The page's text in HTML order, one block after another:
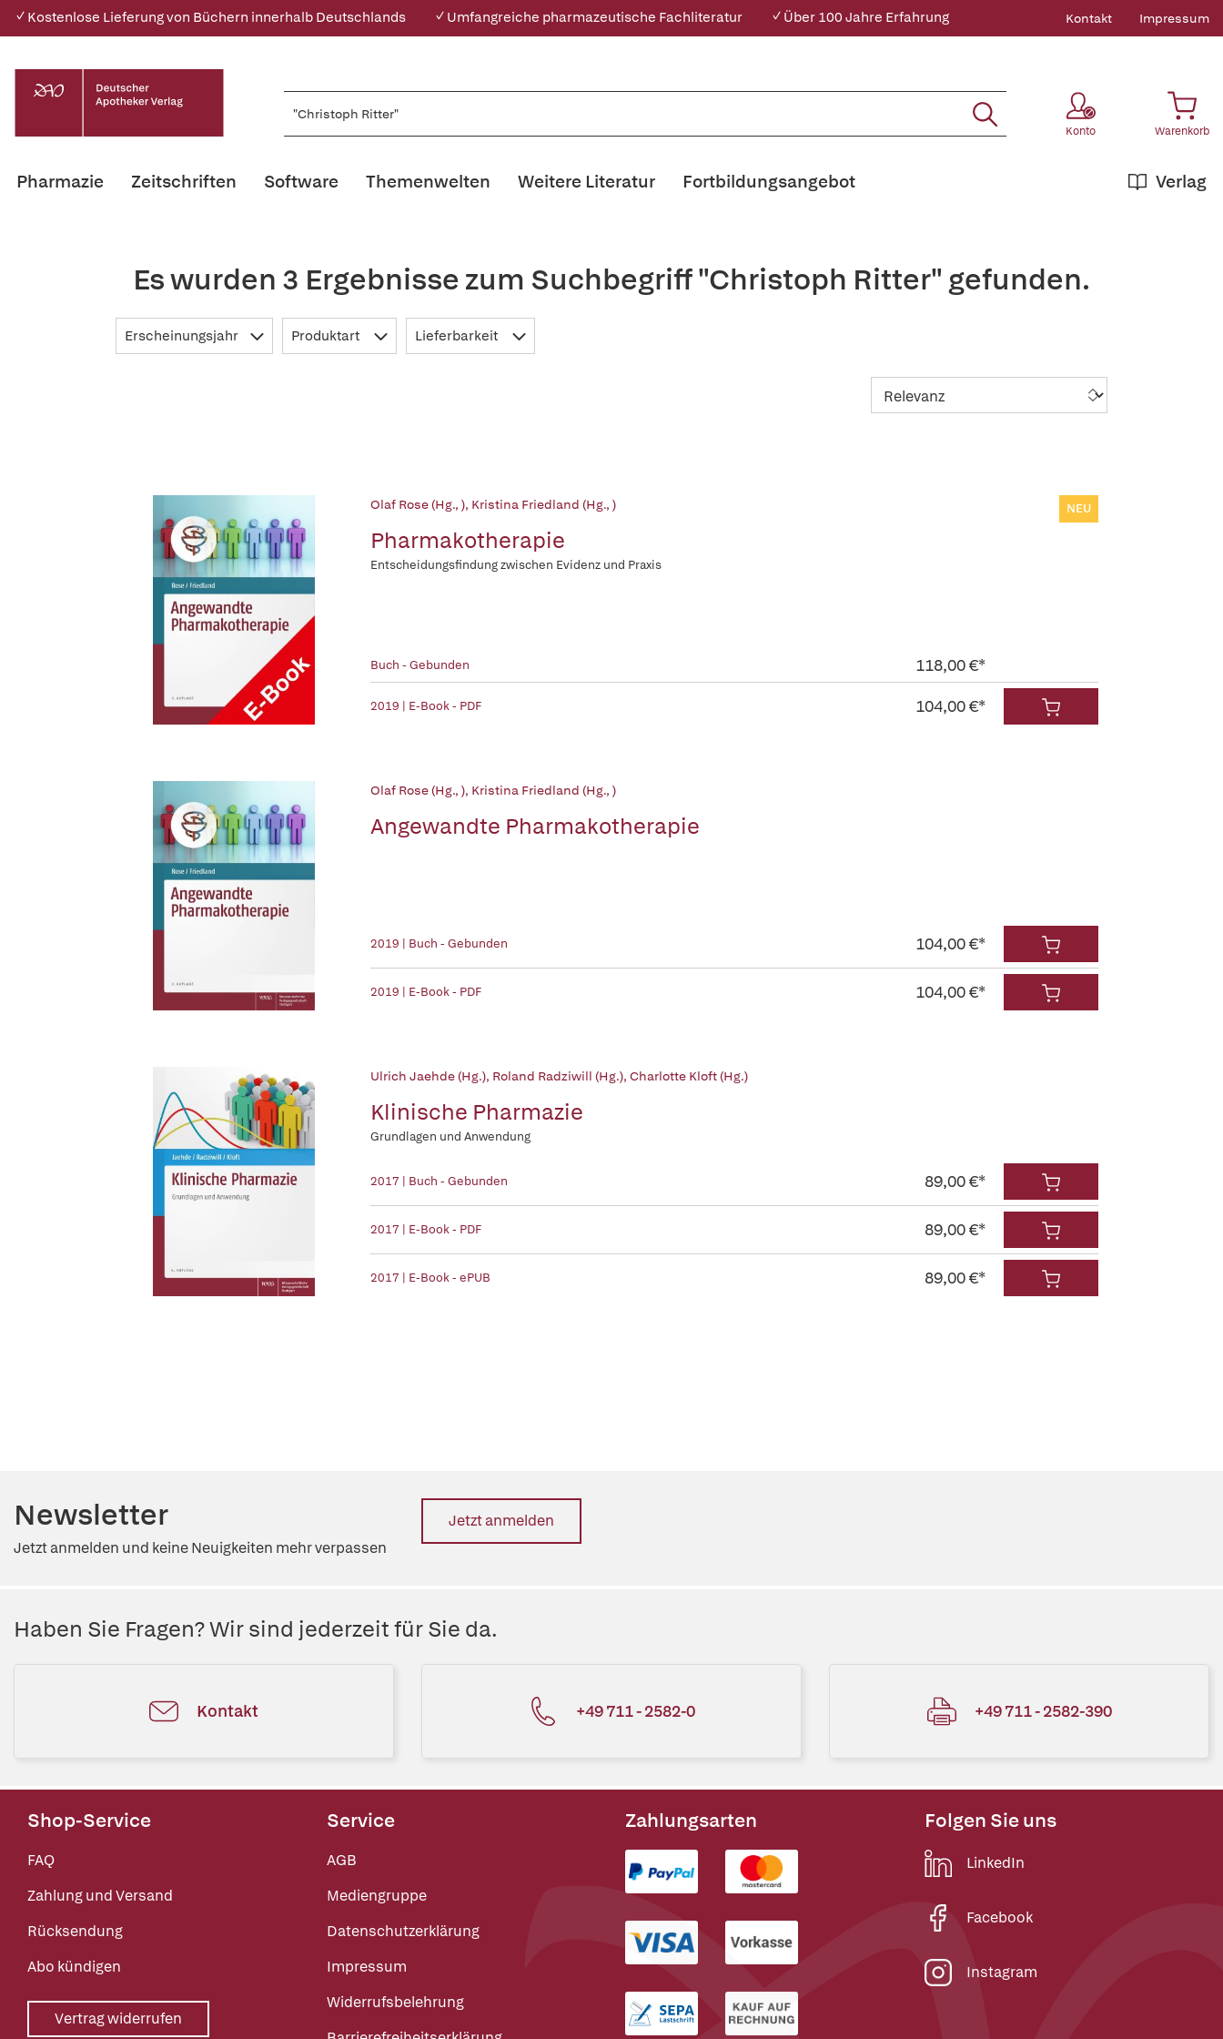
✓ Kostenlose Lieferung von Büchern innerhalb Deutschlands ✓ Umfangreiche pharmazeutische Fachliteratur ✓ Über 100 Jahre Erfahrung Kontakt Impressum
Konto Warenkorb
Pharmazie Zeitschriften Software Themenwelten Weitere Literatur Verlag
Fortbildungsangebot
Es wurden 3 Ergebnisse zum Suchbegriff "Christoph Ritter" gefunden.
Erscheinungsjahr Produktart Lieferbarkeit
Olaf Rose (Hg., ), Kristina Friedland (Hg., )
Pharmakotherapie
NEU
Entscheidungsfindung zwischen Evidenz und Praxis
Buch - Gebunden 118,00 €*
2019 | E-Book - PDF 104,00 €*
Olaf Rose (Hg., ), Kristina Friedland (Hg., )
Angewandte Pharmakotherapie
2019 | Buch - Gebunden 104,00 €*
2019 | E-Book - PDF 104,00 €*
Ulrich Jaehde (Hg.), Roland Radziwill (Hg.), Charlotte Kloft (Hg.)
Klinische Pharmazie
Grundlagen und Anwendung
2017 | Buch - Gebunden 89,00 €*
2017 | E-Book - PDF 89,00 €*
2017 | E-Book - ePUB 89,00 €*
Newsletter
Jetzt anmelden und keine Neuigkeiten mehr verpassen
Jetzt anmelden
Haben Sie Fragen? Wir sind jederzeit für Sie da.
Kontakt +49 711 - 2582-0 +49 711 - 2582-390
Shop-Service
FAQ
Zahlung und Versand
Rücksendung
Abo kündigen
Vertrag widerrufen
Service
AGB
Mediengruppe
Datenschutzerklärung
Impressum
Widerrufsbelehrung
Zahlungsarten Folgen Sie uns
LinkedIn
Facebook
Instagram